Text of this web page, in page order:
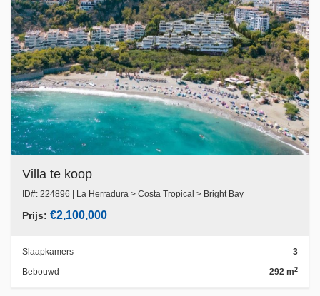
Villa te koop
ID#: 224896 | La Herradura > Costa Tropical > Bright Bay
Prijs: €2,100,000
Slaapkamers
3
Bebouwd
292 m2